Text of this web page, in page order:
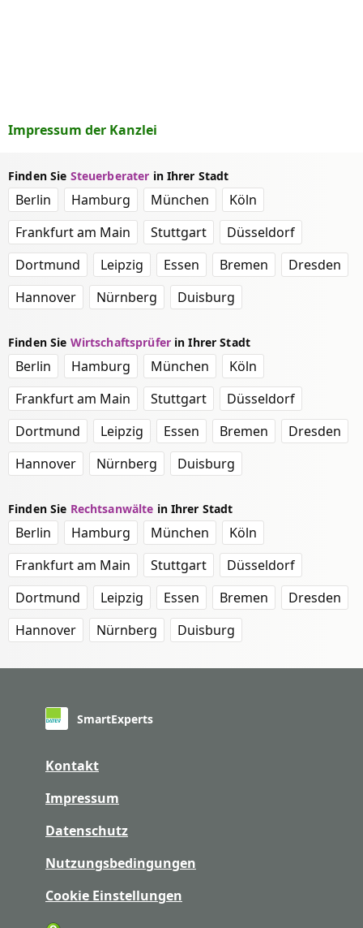
Impressum der Kanzlei
Finden Sie Steuerberater in Ihrer Stadt
Berlin Hamburg München
Köln
Frankfurt am Main
Stuttgart
Düsseldorf
Dortmund
Leipzig Essen Bremen
Dresden
Hannover
Nürnberg Duisburg
Finden Sie Wirtschaftsprüferin Ihrer Stadt
Berlin Hamburg München
Köln
Frankfurt am Main
Stuttgart
Düsseldorf
Dortmund
Leipzig Essen Bremen
Dresden
Hannover
Nürnberg Duisburg
Finden Sie Rechtsanwälte in Ihrer Stadt
Berlin Hamburg München
Köln
Frankfurt am Main
Stuttgart
Düsseldorf
Dortmund
Leipzig Essen Bremen
Dresden
Hannover
Nürnberg Duisburg
SmartExperts
Kontakt
Impressum
Datenschutz
Nutzungsbedingungen
Cookie Einstellungen